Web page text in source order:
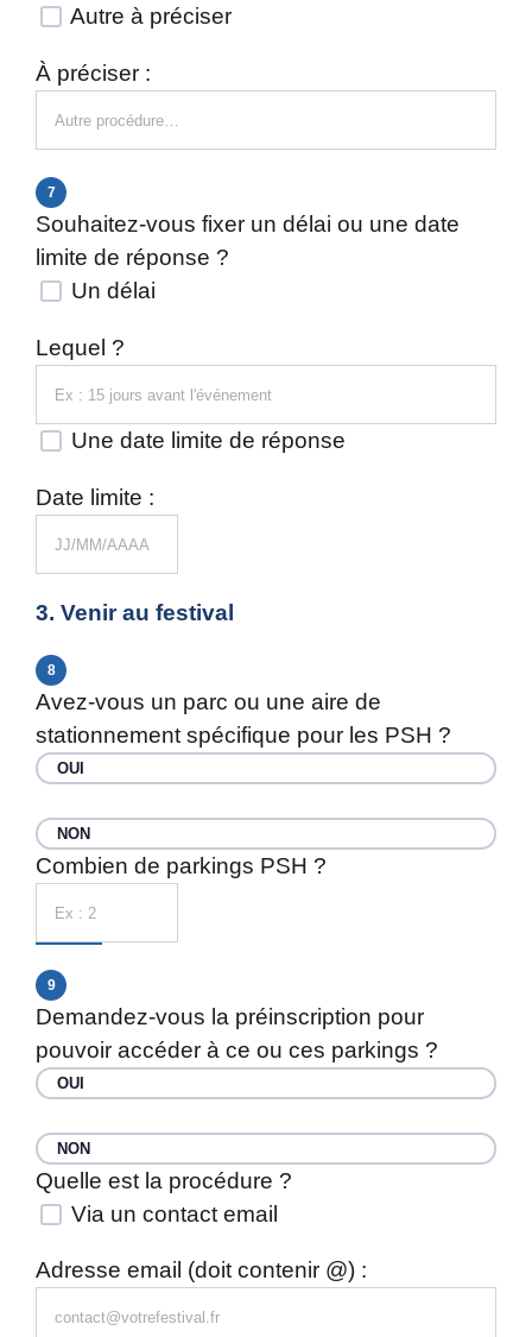
Autre à préciser
À préciser :
7
Souhaitez-vous fixer un délai ou une date
limite de réponse ?
Un délai
Lequel ?
Une date limite de réponse
Date limite :
3. Venir au festival
8
Avez-vous un parc ou une aire de
stationnement spécifique pour les PSH ?
OUI
NON
Combien de parkings PSH ?
9
Demandez-vous la préinscription pour
pouvoir accéder à ce ou ces parkings ?
OUI
NON
Quelle est la procédure ?
Via un contact email
Adresse email (doit contenir @) :